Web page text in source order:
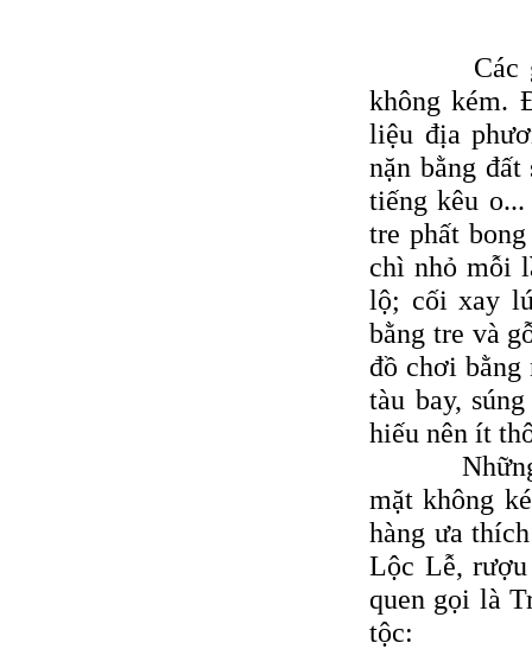
Các gian
không kém.
liệu địa
nặn bằng
tiếng kêu
tre phất
chì nhỏ mỗi
lộ; cối xay
bằng tre và
đồ chơi bằng
tàu bay,
hiếu nên ít
Những
mặt không
hàng ưa
Lộc Lễ,
quen gọi là
tộc: